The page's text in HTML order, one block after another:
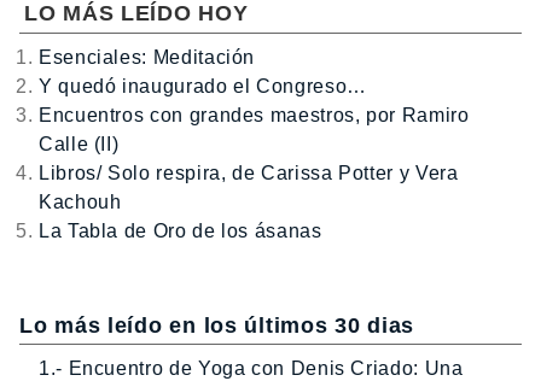
LO MÁS LEÍDO HOY
Esenciales: Meditación
Y quedó inaugurado el Congreso…
Encuentros con grandes maestros, por Ramiro
Calle (II)
Libros/ Solo respira, de Carissa Potter y Vera
Kachouh
La Tabla de Oro de los ásanas
Lo más leído en los últimos 30 dias
1.- Encuentro de Yoga con Denis Criado: Una